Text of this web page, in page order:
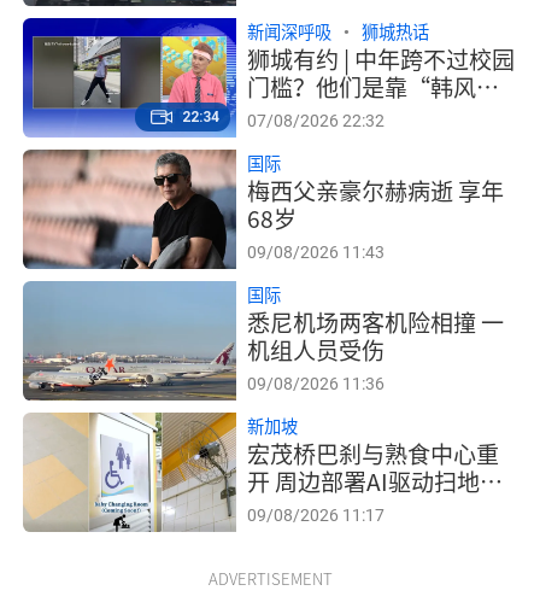
狮城有约 | 中年跨不过校园
门槛？他们是靠“韩风”
圈粉、为兴趣钻研的资优
新闻深呼吸 狮城热话
07/08/2026 22:32
22:34
梅西父亲豪尔赫病逝 享年
68岁
国际
09/08/2026 11:43
悉尼机场两客机险相撞 一
机组人员受伤
国际
09/08/2026 11:36
宏茂桥巴刹与熟食中心重
开 周边部署AI驱动扫地机
器人
新加坡
09/08/2026 11:17
ADVERTISEMENT